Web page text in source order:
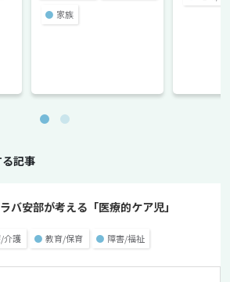
● 家族
る記事
バ安部が考える「医療的ケア児」
介護 ● 教育/保育 ● 障害/福祉